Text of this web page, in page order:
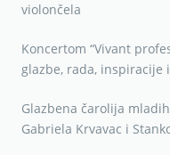
violončela
Koncertom “Vivant
glazbe, rada, inspiracije
Glazbena čarolija
Gabriela Krvavac i